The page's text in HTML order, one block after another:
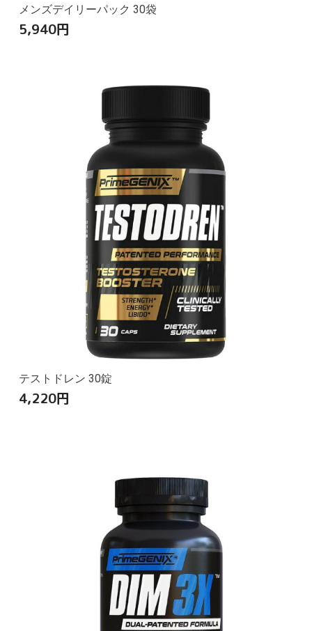
メンズデイリーパック 30袋
5,940円
テストドレン 30錠
4,220円